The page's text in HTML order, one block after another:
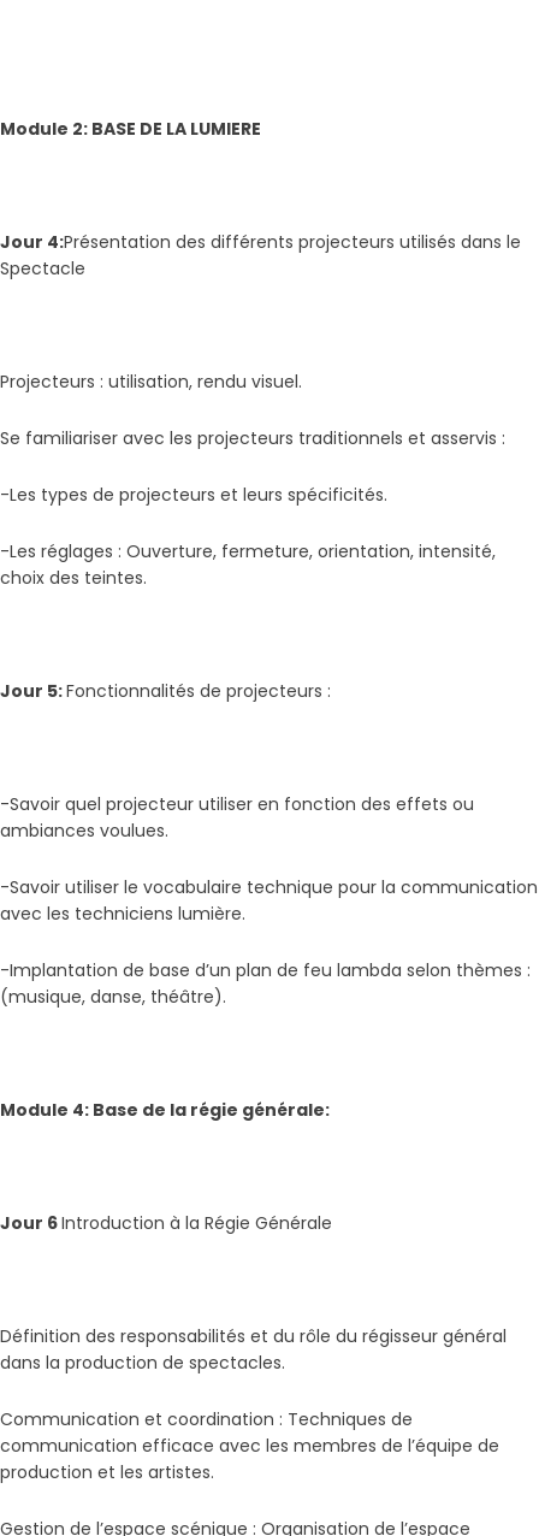
Module 2: BASE DE LA LUMIERE
Jour 4:Présentation des différents projecteurs utilisés dans le
Spectacle
Projecteurs : utilisation, rendu visuel.
Se familiariser avec les projecteurs traditionnels et asservis :
-Les types de projecteurs et leurs spécificités.
-Les réglages : Ouverture, fermeture, orientation, intensité,
choix des teintes.
Jour 5:Fonctionnalités de projecteurs :
-Savoir quel projecteur utiliser en fonction des effets ou
ambiances voulues.
-Savoir utiliser le vocabulaire technique pour la communication
avec les techniciens lumière.
-Implantation de base d’un plan de feu lambda selon thèmes :
(musique, danse, théâtre).
Module 4: Base de la régie générale:
Jour 6Introduction à la Régie Générale
Définition des responsabilités et du rôle du régisseur général
dans la production de spectacles.
Communication et coordination : Techniques de
communication efficace avec les membres de l’équipe de
production et les artistes.
Gestion de l’espace scénique : Organisation de l’espace